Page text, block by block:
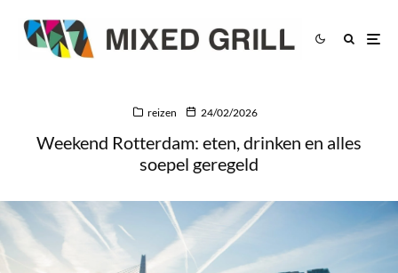
reizen 24/02/2026
Weekend Rotterdam: eten, drinken en alles
soepel geregeld